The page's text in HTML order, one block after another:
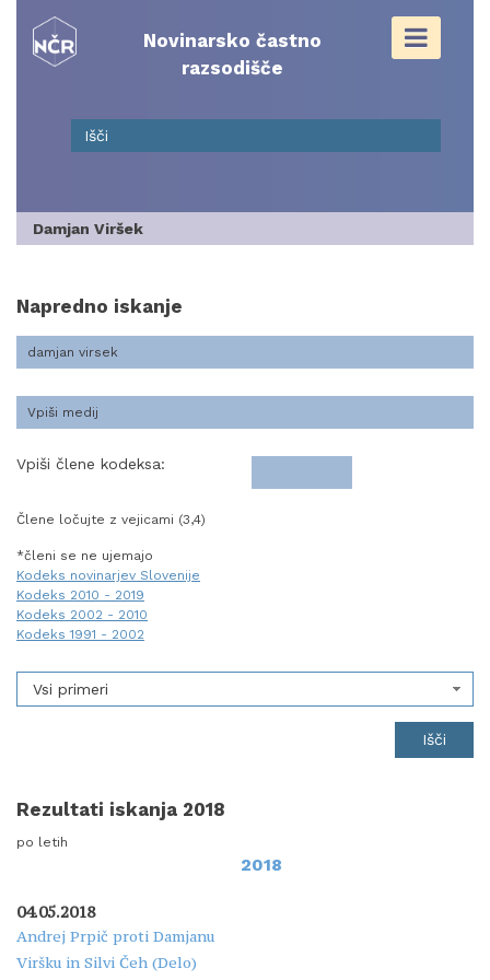
content
Novinarsko častno
razsodišče
Damjan Viršek
Napredno iskanje
Vpiši člene kodeksa:
Člene ločujte z vejicami (3,4)
*členi se ne ujemajo
Kodeks novinarjev Slovenije
Kodeks 2010 - 2019
Kodeks 2002 - 2010
Kodeks 1991 - 2002
Vsi primeri
Rezultati iskanja 2018
po letih
2018
04.05.2018
Andrej Prpič proti Damjanu
Viršku in Silvi Čeh (Delo)